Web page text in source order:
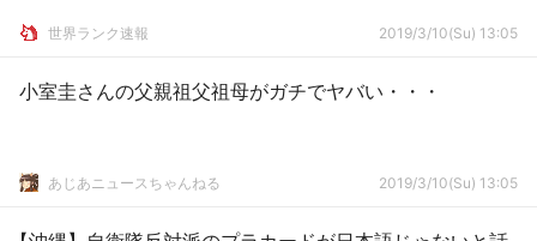
世界ランク速報 2019/3/10(Su) 13:05
小室圭さんの父親祖父祖母がガチでヤバい・・・
あじあニュースちゃんねる 2019/3/10(Su) 13:05